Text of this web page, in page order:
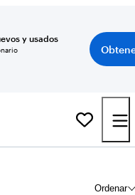
y usados
Ordenar